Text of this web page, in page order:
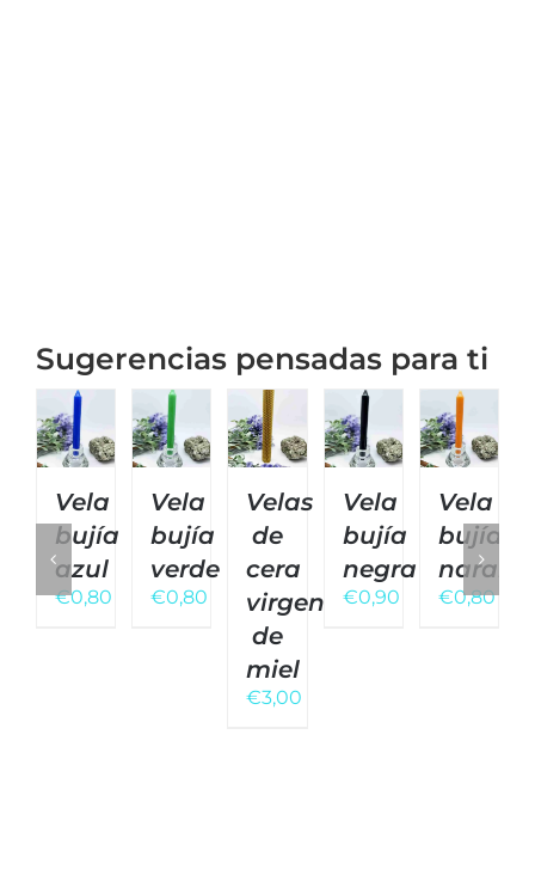
Sugerencias pensadas para ti
Vela
bujía
azul
€0,80
Vela
bujía
verde
€0,80
Velas
de
cera
virgen
de
miel
€3,00
Vela
bujía
negra
€0,90
Vela
bujía
€0,80